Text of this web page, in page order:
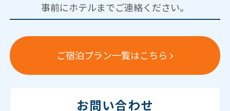
事前にホテルまでご連絡ください。
ご宿泊プラン一覧はこちら
お問い合わせ